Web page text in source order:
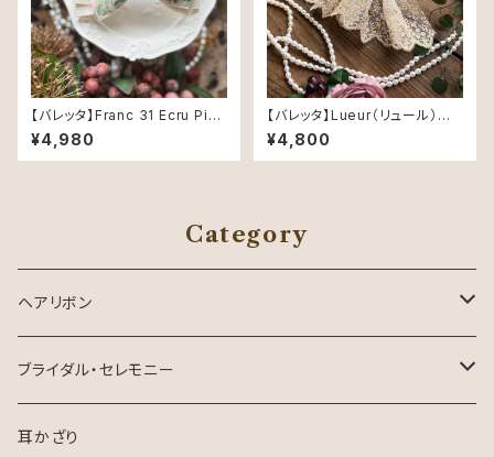
【バレッタ】Franc 31 Ecru Pink
（エクリュピンク） ― すなおな
花のリボン
¥4,980
【バレッタ】Lueur（リュール）パ
ール — 光をまとうレースリボン
Gold
¥4,800
Category
ヘアリボン
ロングテールリボン
ブライダル・セレモニー
花嫁さま向け
耳かざり